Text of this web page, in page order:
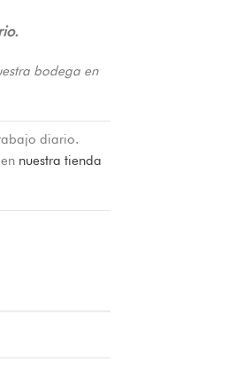
bodega en
diario.
nuestra tienda